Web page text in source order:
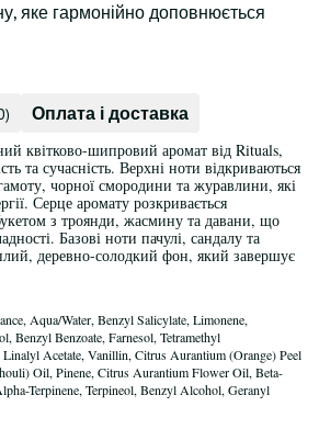
яке гармонійно доповнюється
Оплата і доставка
квітково-шипровий аромат від Rituals,
та сучасність. Верхні ноти відкриваються
чорної смородини та журавлини, які
Серце аромату розкривається
з троянди, жасмину та давани, що
Базові ноти пачулі, сандалу та
деревно-солодкий фон, який завершує
Aqua/Water, Benzyl Salicylate, Limonene,
Benzyl Benzoate, Farnesol, Tetramethyl
Linalyl Acetate, Vanillin, Citrus Aurantium (Orange) Peel
Oil, Pinene, Citrus Aurantium Flower Oil, Beta-
Terpinene, Terpineol, Benzyl Alcohol, Geranyl